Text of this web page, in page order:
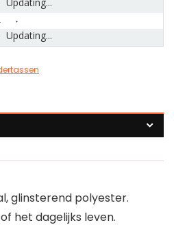
Updating...
Updating...
glinsterend polyester.
het dagelijks leven.